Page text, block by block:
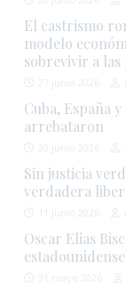
El castrismo
modelo
sobrevivir a
Cuba, España
arrebataron
Sin justicia
verdadera
Oscar Elias